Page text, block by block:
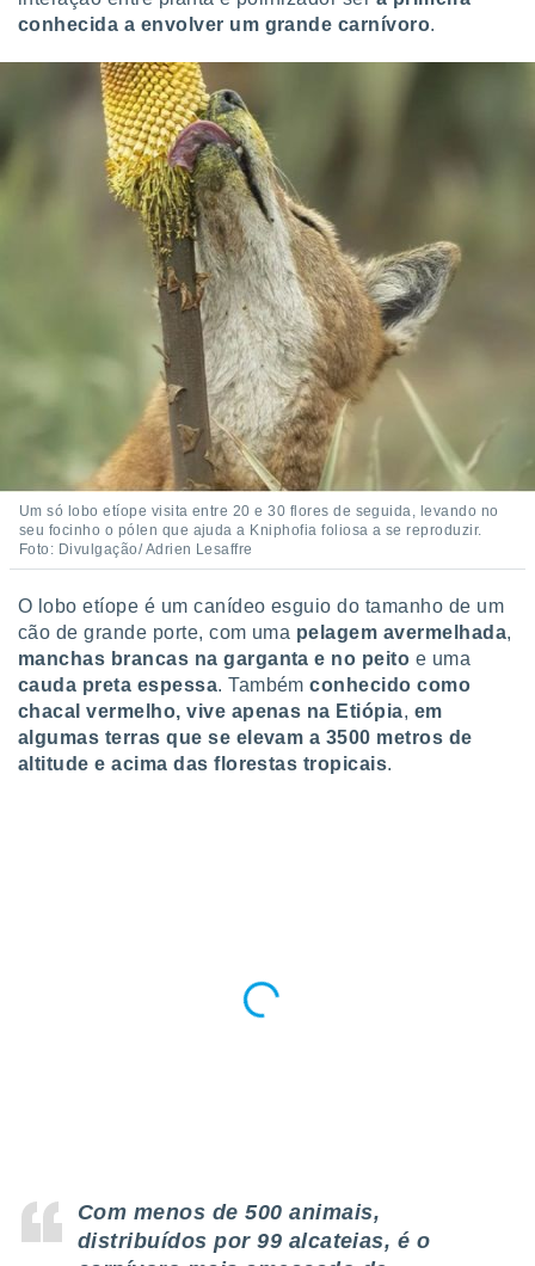
sitio
IP e
com
o
ou aceder
num
para
melhorar
dados
conhecida a envolver um grande carnívoro.
Um só lobo etíope visita entre 20 e 30 flores de seguida, levando no
seu focinho o pólen que ajuda a Kniphofia foliosa a se reproduzir.
Foto: Divulgação/ Adrien Lesaffre
O lobo etíope é um canídeo esguio do tamanho de um
cão de grande porte, com uma pelagem avermelhada,
manchas brancas na garganta e no peito e uma
cauda preta espessa. Tambémconhecido como
chacal vermelho, vive apenas na Etiópia, em
algumas terras que se elevam a 3500 metros de
altitude e acima das florestas tropicais.
Com menos de500 animais,
distribuídos por99 alcateias, é o